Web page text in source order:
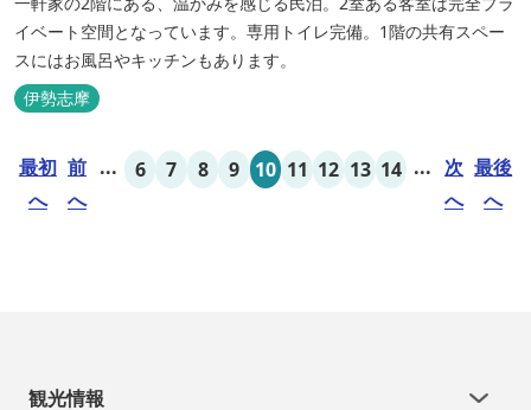
イベート空間となっています。専用トイレ完備。1階の共有スペー
スにはお風呂やキッチンもあります。
伊勢志摩
最初
へ
前
へ
... 6 7 8 9 10 11 12 13 14 ... 次
へ
最後
へ
観光情報